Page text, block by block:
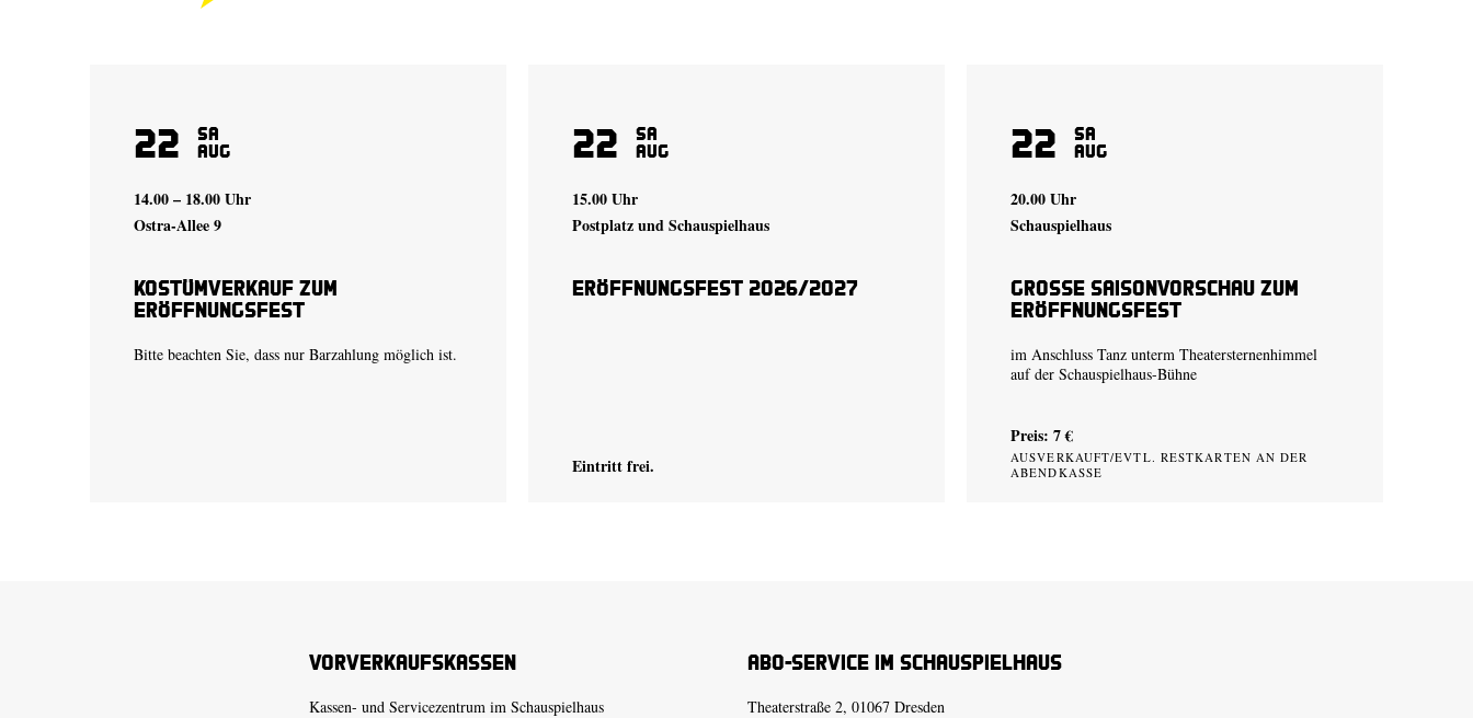
22 Sa
Aug
14.00 – 18.00 Uhr
Ostra-Allee 9
Kostümverkauf zum
Eröffnungsfest
Bitte beachten Sie, dass nur Barzahlung möglich ist.
22 Sa
Aug
15.00 Uhr
Postplatz und Schauspielhaus
Eröffnungsfest 2026/2027
Eintritt frei.
22 Sa
Aug
20.00 Uhr
Schauspielhaus
Große Saisonvorschau zum
Eröffnungsfest
im Anschluss Tanz unterm Theatersternenhimmel
auf der Schauspielhaus-Bühne
Preis: 7 €
AUSVERKAUFT/EVTL. RESTKARTEN AN DER
ABENDKASSE
Vorverkaufskassen
Kassen- und Servicezentrum im Schauspielhaus
Abo-Service im Schauspielhaus
Theaterstraße 2, 01067 Dresden